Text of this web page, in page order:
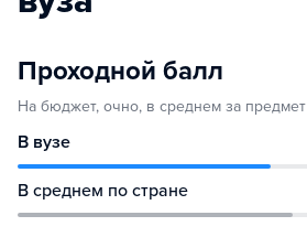
Проходной балл
На бюджет, очно, в среднем за предмет
В вузе
В среднем по стране